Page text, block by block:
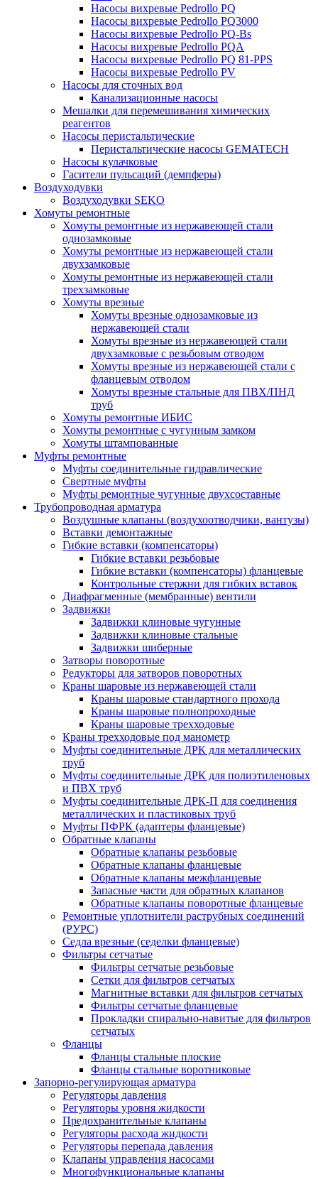
Насосы вихревые Pedrollo PQ
Насосы вихревые Pedrollo PQ3000
Насосы вихревые Pedrollo PQ-Bs
Насосы вихревые Pedrollo PQA
Насосы вихревые Pedrollo PQ 81-PPS
Насосы вихревые Pedrollo PV
Насосы для сточных вод
Канализационные насосы
Мешалки для перемешивания химических
реагентов
Насосы перистальтические
Перистальтические насосы GEMATECH
Насосы кулачковые
Гасители пульсаций (демпферы)
Воздуходувки
Воздуходувки SEKO
Хомуты ремонтные
Хомуты ремонтные из нержавеющей стали
однозамковые
Хомуты ремонтные из нержавеющей стали
двухзамковые
Хомуты ремонтные из нержавеющей стали
трехзамковые
Хомуты врезные
Хомуты врезные однозамковые из
нержавеющей стали
Хомуты врезные из нержавеющей стали
двухзамковые с резьбовым отводом
Хомуты врезные из нержавеющей стали с
фланцевым отводом
Хомуты врезные стальные для ПВХ/ПНД
труб
Хомуты ремонтные ИБИС
Хомуты ремонтные с чугунным замком
Хомуты штампованные
Муфты ремонтные
Муфты соединительные гидравлические
Свертные муфты
Муфты ремонтные чугунные двухсоставные
Трубопроводная арматура
Воздушные клапаны (воздухоотводчики, вантузы)
Вставки демонтажные
Гибкие вставки (компенсаторы)
Гибкие вставки резьбовые
Гибкие вставки (компенсаторы) фланцевые
Контрольные стержни для гибких вставок
Диафрагменные (мембранные) вентили
Задвижки
Задвижки клиновые чугунные
Задвижки клиновые стальные
Задвижки шиберные
Затворы поворотные
Редукторы для затворов поворотных
Краны шаровые из нержавеющей стали
Краны шаровые стандартного прохода
Краны шаровые полнопроходные
Краны шаровые трехходовые
Краны трехходовые под манометр
Муфты соединительные ДРК для металлических
труб
Муфты соединительные ДРК для полиэтиленовых
и ПВХ труб
Муфты соединительные ДРК-П для соединения
металлических и пластиковых труб
Муфты ПФРК (адаптеры фланцевые)
Обратные клапаны
Обратные клапаны резьбовые
Обратные клапаны фланцевые
Обратные клапаны межфланцевые
Запасные части для обратных клапанов
Обратные клапаны поворотные фланцевые
Ремонтные уплотнители раструбных соединений
(РУРС)
Седла врезные (седелки фланцевые)
Фильтры сетчатые
Фильтры сетчатые резьбовые
Сетки для фильтров сетчатых
Магнитные вставки для фильтров сетчатых
Фильтры сетчатые фланцевые
Прокладки спирально-навитые для фильтров
сетчатых
Фланцы
Фланцы стальные плоские
Фланцы стальные воротниковые
Запорно-регулирующая арматура
Регуляторы давления
Регуляторы уровня жидкости
Предохранительные клапаны
Регуляторы расхода жидкости
Регуляторы перепада давления
Клапаны управления насосами
Многофункциональные клапаны